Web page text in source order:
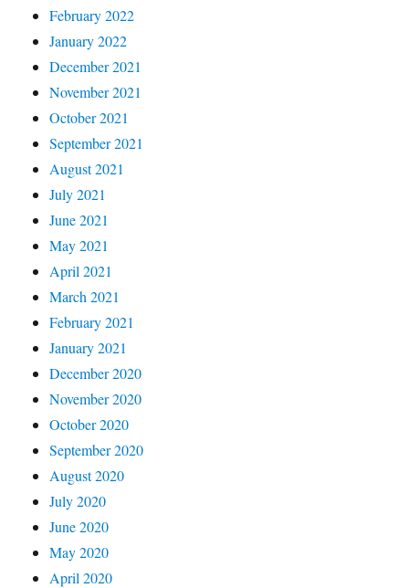
February 2022
January 2022
December 2021
November 2021
October 2021
September 2021
August 2021
July 2021
June 2021
May 2021
April 2021
March 2021
February 2021
January 2021
December 2020
November 2020
October 2020
September 2020
August 2020
July 2020
June 2020
May 2020
April 2020